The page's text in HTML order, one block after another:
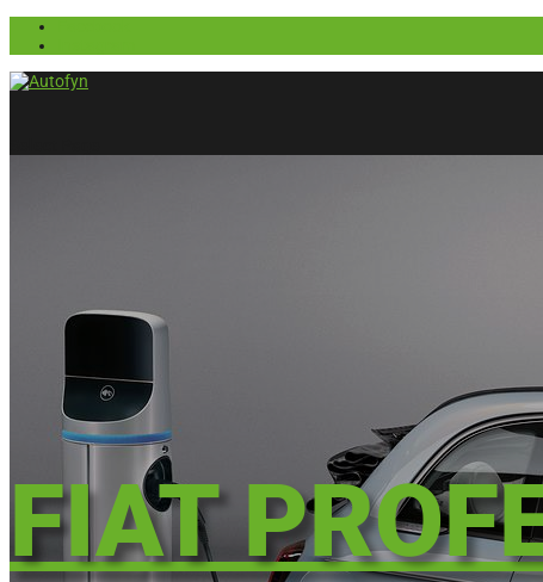
FIAT